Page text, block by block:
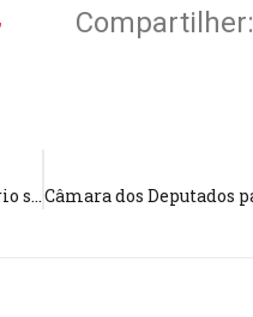
,
Compartilher:
Emissora de TV produz documentário sobre a disputa por poder na família fundadora da Igreja Deus é Amor